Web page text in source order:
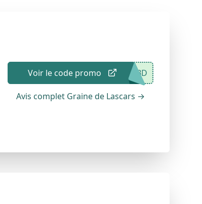
Voir le code promo CBD
Avis complet Graine de Lascars →